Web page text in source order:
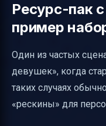
Ресурс-пак
пример
Один из частых
девушек», когда
таких случаях
«рескины» для